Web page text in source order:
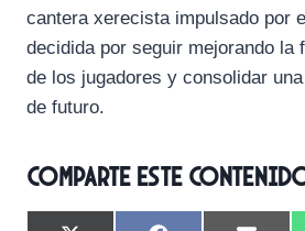
cantera xerecista impulsado por
decidida por seguir mejorando la
de los jugadores y consolidar
de futuro.
Comparte este